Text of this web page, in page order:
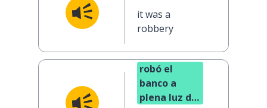
it was a
robbery
robó el
banco a
plena luz del